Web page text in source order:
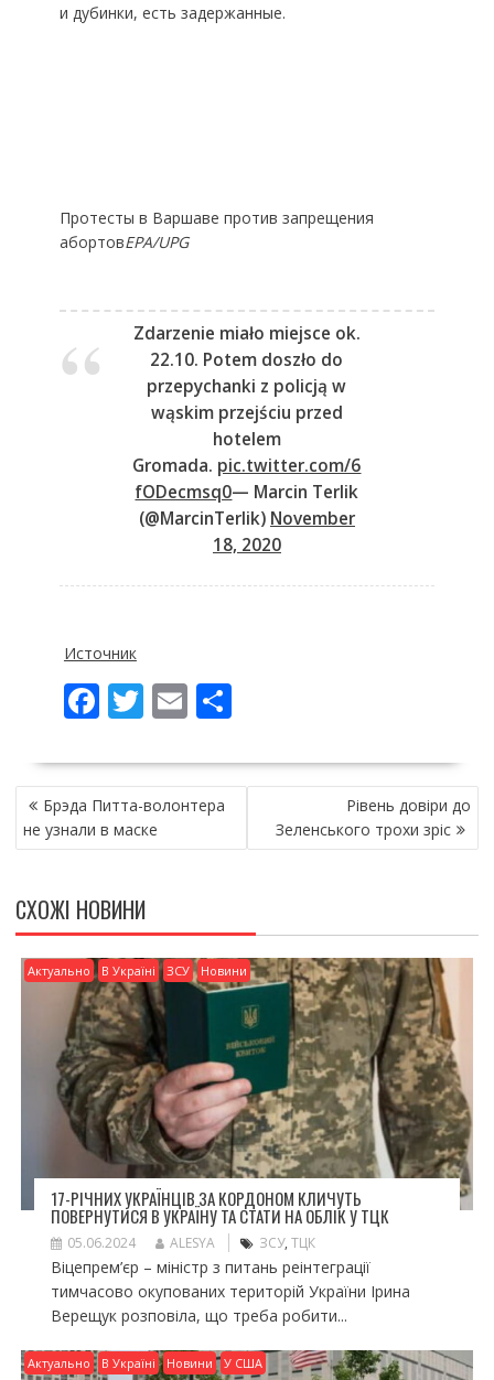
и дубинки, есть задержанные.
Протесты в Варшаве против запрещения
абортовEPA/UPG
Zdarzenie miało miejsce ok.
22.10. Potem doszło do
przepychanki z policją w
wąskim przejściu przed
hotelem
Gromada. pic.twitter.com/6
fODecmsq0— Marcin Terlik
(@MarcinTerlik) November
18, 2020
Источник
F
e
b
o
k
T
itt
er
E
ai
l
П
ді
и
ся
НАВІГАЦІЯ
ЗАПИСІВ
Брэда Питта-волонтера
не узнали в маске
Рівень довіри до
Зеленського трохи зріс
СХОЖІ НОВИНИ
Актуально В Україні ЗСУ Новини
17-РІЧНИХ УКРАЇНЦІВ ЗА КОРДОНОМ КЛИЧУТЬ
ПОВЕРНУТИСЯ В УКРАЇНУ ТА СТАТИ НА ОБЛІК У ТЦК
05.06.2024 ALESYA ЗСУ, ТЦК
Віцепрем’єр – міністр з питань реінтеграції
тимчасово окупованих територій України Ірина
Верещук розповіла, що треба робити...
Актуально В Україні Новини У США